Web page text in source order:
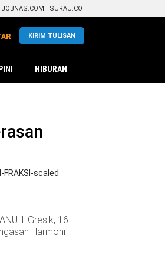
JOBNAS.COM SURAU.CO
KIRIM TULISAN
HIBURAN
1 Gresik, 16
Harmoni